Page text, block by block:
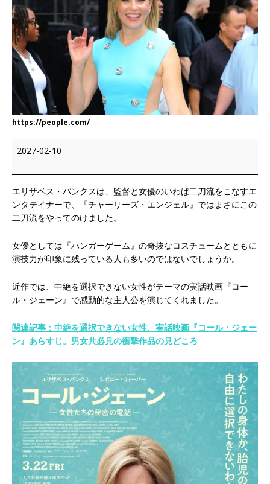
https://people.com/
2027-02-10
エリザベス・バンクスは、監督と女優のいわば二刀流をこなすエ
ンタテイナーで、『チャーリーズ・エンジェル』ではまさにこの
二刀流をやってのけました。
女優としては『ハンガーゲーム』の奇抜なコスチュームとともに
演技力が印象に残っている人も多いのではないでしょうか。
近作では、中絶を選択できない女性がテーマの実話映画『コー
ル・ジェーン』で感動的な主人公を演じてくれました。
関連記事：中絶を選択できない女性、実話映画『コール・ジェー
ン』あらすじ。男女共必見の衝撃作品の見どころ